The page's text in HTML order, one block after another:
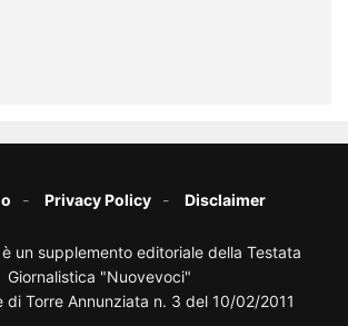
Privacy Policy Disclaimer
è un supplemento editoriale della Testata
Giornalistica "Nuovevoci"
di Torre Annunziata n. 3 del 10/02/2011